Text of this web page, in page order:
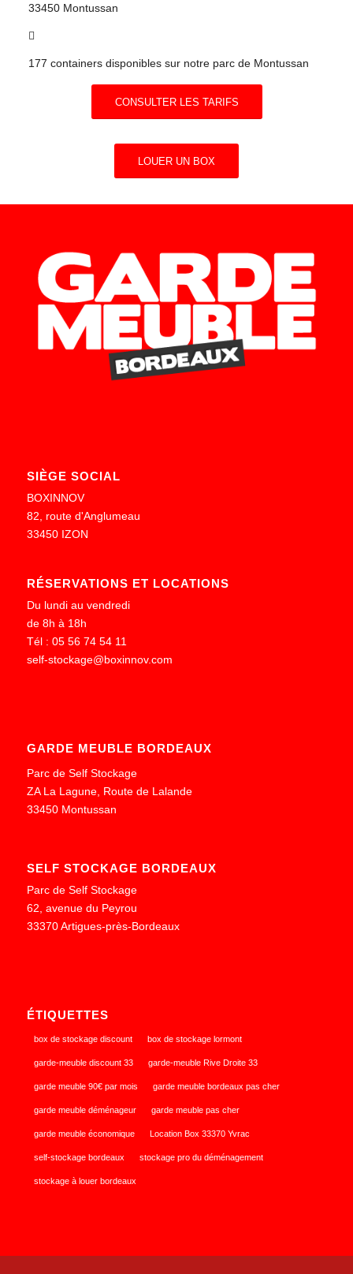
33450 Montussan
177 containers disponibles sur notre parc de Montussan
CONSULTER LES TARIFS
LOUER UN BOX
SIÈGE SOCIAL
BOXINNOV
82, route d'Anglumeau
33450 IZON
RÉSERVATIONS ET LOCATIONS
Du lundi au vendredi
de 8h à 18h
Tél : 05 56 74 54 11
self-stockage@boxinnov.com
GARDE MEUBLE BORDEAUX
Parc de Self Stockage
ZA La Lagune, Route de Lalande
33450 Montussan
SELF STOCKAGE BORDEAUX
Parc de Self Stockage
62, avenue du Peyrou
33370 Artigues-près-Bordeaux
ÉTIQUETTES
box de stockage discount box de stockage lormont
garde-meuble discount 33 garde-meuble Rive Droite 33
garde meuble 90€ par mois garde meuble bordeaux pas cher
garde meuble déménageur garde meuble pas cher
garde meuble économique Location Box 33370 Yvrac
self-stockage bordeaux stockage pro du déménagement
stockage à louer bordeaux